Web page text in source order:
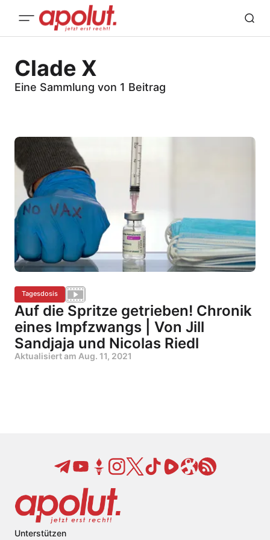
Clade X
Eine Sammlung von 1 Beitrag
Tagesdosis
Auf die Spritze getrieben! Chronik
eines Impfzwangs | Von Jill
Sandjaja und Nicolas Riedl
Aktualisiert am Aug. 11, 2021
Unterstützen